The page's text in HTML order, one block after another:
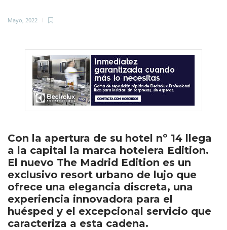
Mayo, 2022
Con la apertura de su hotel nº 14 llega
a la capital la marca hotelera Edition.
El nuevo The Madrid Edition es un
exclusivo resort urbano de lujo que
ofrece una elegancia discreta, una
experiencia innovadora para el
huésped y el excepcional servicio que
caracteriza a esta cadena.